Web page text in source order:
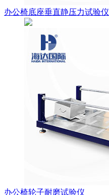
办公椅底座垂直静压力试验仪
办公椅轮子耐磨试验仪